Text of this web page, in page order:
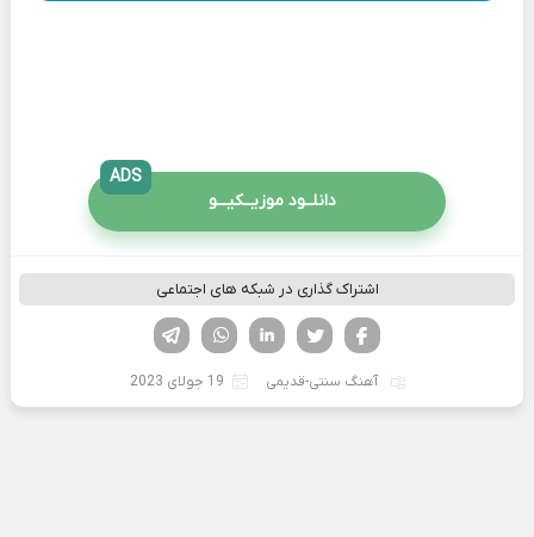
دانلــود موزیــکیـــو
ADS
اشتراک گذاری در شبکه های اجتماعی
لینکدین تویتر
فیسوک
آهنگ سنتی-قدیمی 19 جولای 2023